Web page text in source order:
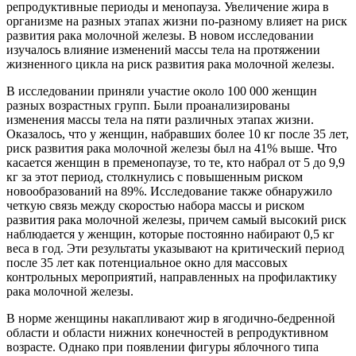
репродуктивные периоды и менопауза. Увеличение жира в
организме на разных этапах жизни по-разному влияет на риск
развития рака молочной железы. В новом исследовании
изучалось влияние изменений массы тела на протяжении
жизненного цикла на риск развития рака молочной железы.
В исследовании приняли участие около 100 000 женщин
разных возрастных групп. Были проанализированы
изменения массы тела на пяти различных этапах жизни.
Оказалось, что у женщин, набравших более 10 кг после 35 лет,
риск развития рака молочной железы был на 41% выше. Что
касается женщин в пременопаузе, то те, кто набрал от 5 до 9,9
кг за этот период, столкнулись с повышенным риском
новообразований на 89%. Исследование также обнаружило
четкую связь между скоростью набора массы и риском
развития рака молочной железы, причем самый высокий риск
наблюдается у женщин, которые постоянно набирают 0,5 кг
веса в год. Эти результаты указывают на критический период
после 35 лет как потенциальное окно для массовых
контрольных мероприятий, направленных на профилактику
рака молочной железы.
В норме женщины накапливают жир в ягодично-бедренной
области и области нижних конечностей в репродуктивном
возрасте. Однако при появлении фигуры яблочного типа